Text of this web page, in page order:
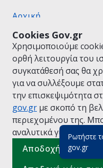
Ρωτήστε
gov.gr
Cookies Gov.gr
Χρησιμοποιούμε
ορθή λειτουργία του
συγκατάθεσή σας θα
για να συλλέξουμε
την επισκεψιμότητα
gov.gr με σκοπό τη
περιεχομένου της.
αναλυτικά για την
Αποδοχή όλων
Αρχική
Όροι Χρήσης
Πολιτική Απορρήτου
Δήλωση
Πολιτική cookies
Προτάσεις για το
Υλοποίηση από το
Διακυβέρνησης
Ελληνικά |Αγγλικά